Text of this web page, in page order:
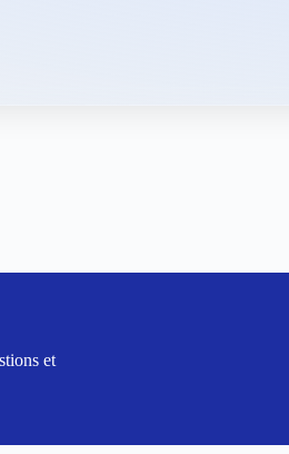
et